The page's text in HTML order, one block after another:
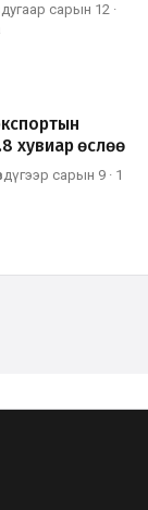
сарын 12 ·
хувиар өслөө
сарын 9 · 1